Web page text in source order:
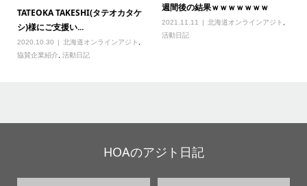
TATEOKA TAKESHI(タテオカタケ
シ)様にご支援い...
2020.10.30 北海道オンラインアジト ,
協賛企業紹介, 活動日記
週間後の結果ｗｗｗｗｗｗｗ
2021.11.11 北海道オンラインアジト
活動日記
HOAのアジト日記